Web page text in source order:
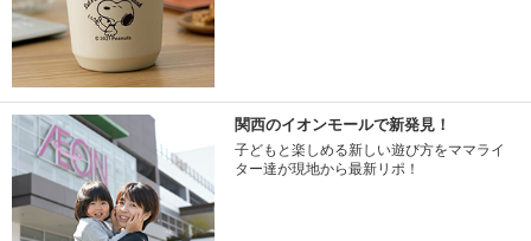
関西のイオンモールで新発見！
子どもと楽しめる新しい遊び方をママライ
ター達が現地から最新リポ！